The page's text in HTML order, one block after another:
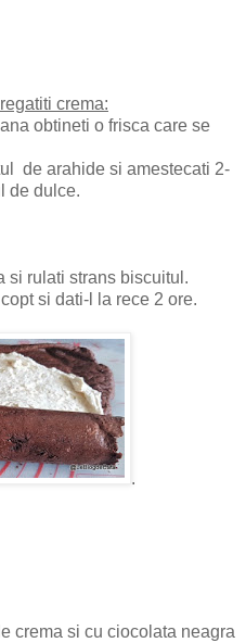
crema:
obtineti o frisca care se
de arahide si amestecati 2-
de dulce.
si rulati strans biscuitul.
si dati-l la rece 2 ore.
.
crema si cu ciocolata neagra